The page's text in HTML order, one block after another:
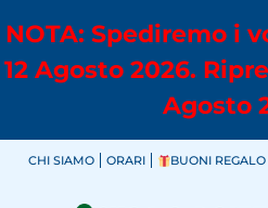
NOTA: Spediremo i
12 Agosto 2026.
Agosto
CHI SIAMO ORARI BUONI REGALO